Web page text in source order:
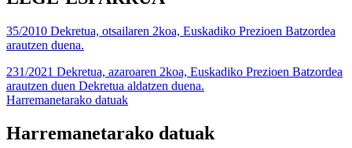
35/2010 Dekretua, otsailaren 2koa, Euskadiko Prezioen Batzordea
arautzen duena.
231/2021 Dekretua, azaroaren 2koa, Euskadiko Prezioen Batzordea
arautzen duen Dekretua aldatzen duena.
Harremanetarako datuak
Harremanetarako datuak